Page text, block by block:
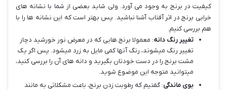
کیفیت در برنج به وجود می آورد. ولی شاید بعضی از شما با نشانه های
خرابی برنج در اثر آفتاب آشنا نباشید. پس بهتر است که این نشانه ها را با
هم بررسی کنیم.
تغییر رنگ دانه: معمولا برنج هایی که در معرض نور خورشید دچار
تغییر رنگ میشوند، رنگ آنها کمی مایل به زرد میشود. پس اگر یک
مشت برنج را در دست خودتان بگیرید و دانه های آن را بررسی کنید،
میتوانید متوجه این موضوع شوید.
بوی ماندگی: گفتیم که رطوبت زدن برنج، باعث مشکلاتی به مانند